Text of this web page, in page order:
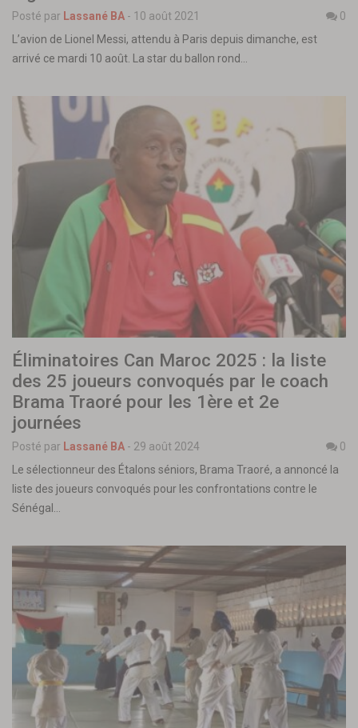
Posté par Lassané BA - 10 août 2021
0
L’avion de Lionel Messi, attendu à Paris depuis dimanche, est
arrivé ce mardi 10 août. La star du ballon rond…
Éliminatoires Can Maroc 2025 : la liste
des 25 joueurs convoqués par le coach
Brama Traoré pour les 1ère et 2e
journées
Posté par Lassané BA - 29 août 2024
0
Le sélectionneur des Étalons séniors, Brama Traoré, a annoncé la
liste des joueurs convoqués pour les confrontations contre le
Sénégal…